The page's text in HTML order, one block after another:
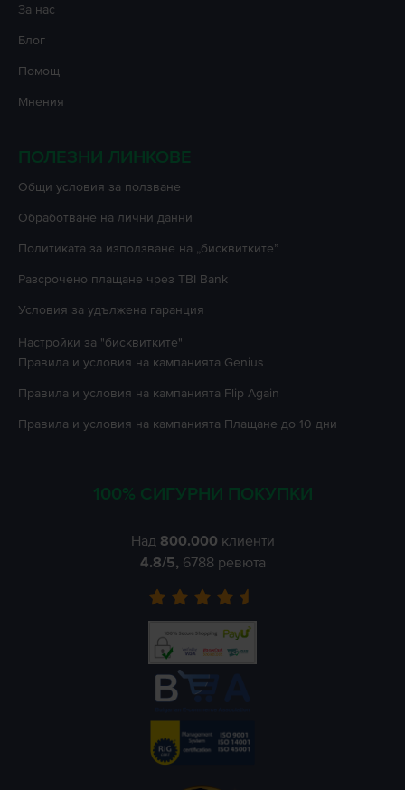
За нас
Блог
Помощ
Мнения
ПОЛЕЗНИ ЛИНКОВЕ
Oбщи условия за ползване
Oбработване на лични данни
Политиката за използване на „бисквитките”
Разсрочено плащане чрез TBI Bank
Условия за удължена гаранция
Настройки за "бисквитките"
Правила и условия на кампанията Genius
Правила и условия на кампанията Flip Again
Правила и условия на кампанията Плащане до 10 дни
100% СИГУРНИ ПОКУПКИ
Над 800.000 клиенти
4.8/5, 6788 ревюта